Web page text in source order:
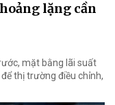
lặng cần
mặt bằng lãi suất
thị trường điều chỉnh,